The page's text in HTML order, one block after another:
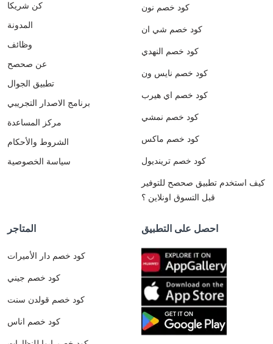
كن شريكا
المدونة
وظائف
عن صحصح
تطبيق الجوال
برنامج الاصدار التجريبي
مركز المساعدة
الشروط والأحكام
سياسة الخصوصية
كود خصم نون
كود خصم شي ان
كود خصم النهدي
كود خصم نايس ون
كود خصم اي هيرب
كود خصم نمشي
كود خصم ماكس
كود خصم ترينديول
كيف استخدم تطبيق صحصح للتوفير
قبل التسوق اونلاين ؟
المتاجر
كود خصم دار الأميرات
كود خصم جيني
كود خصم قولدن سنت
كود خصم اناس
احصل على التطبيق